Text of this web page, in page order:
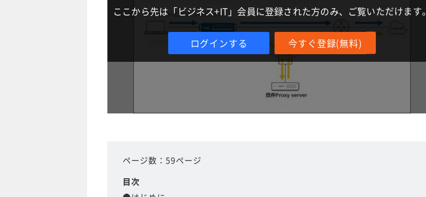
ここから先は「ビジネス+IT」会員に登録された方のみ、ご覧いただけます。
ログインする 今すぐ登録(無料)
ページ数：59ページ
目次